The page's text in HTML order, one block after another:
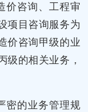
价咨询、工程审
项目咨询服务为
价咨询甲级的业
级的相关业务，
密的业务管理规